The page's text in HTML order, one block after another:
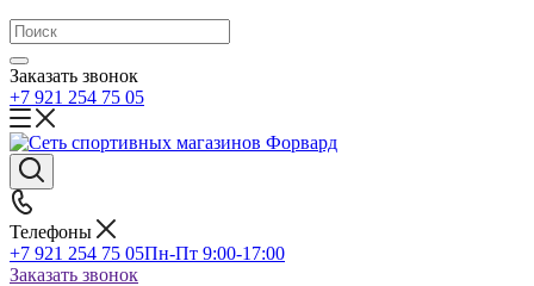
Заказать звонок
+7 921 254 75 05
Телефоны
+7 921 254 75 05Пн-Пт 9:00-17:00
Заказать звонок